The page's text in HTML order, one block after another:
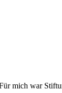
mich war